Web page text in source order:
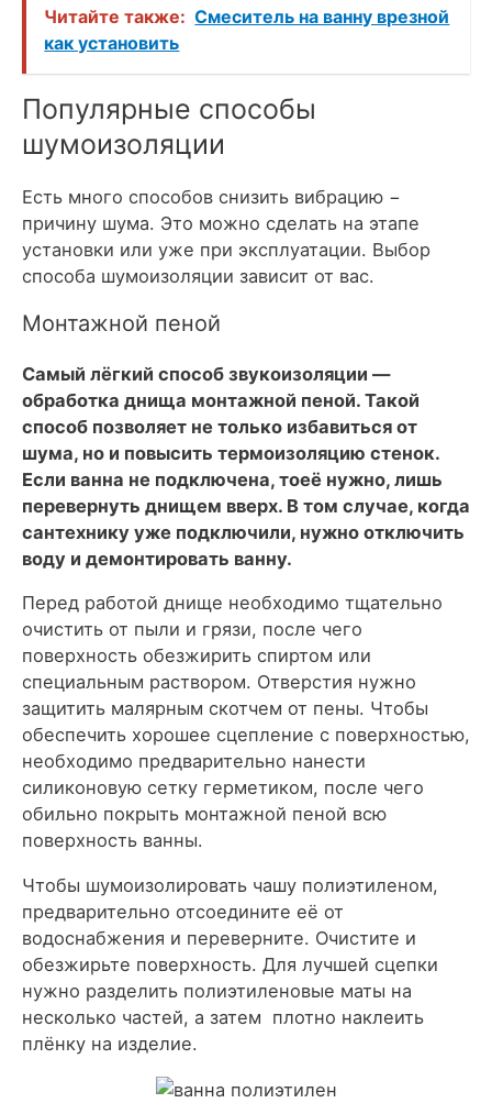
Читайте также: Смеситель на ванну врезной
как установить
Популярные способы
шумоизоляции
Есть много способов снизить вибрацию −
причину шума. Это можно сделать на этапе
установки или уже при эксплуатации. Выбор
способа шумоизоляции зависит от вас.
Монтажной пеной
Самый лёгкий способ звукоизоляции —
обработка днища монтажной пеной. Такой
способ позволяет не только избавиться от
шума, но и повысить термоизоляцию стенок.
Если ванна не подключена, тоеё нужно, лишь
перевернуть днищем вверх. В том случае, когда
сантехнику уже подключили, нужно отключить
воду и демонтировать ванну.
Перед работой днище необходимо тщательно
очистить от пыли и грязи, после чего
поверхность обезжирить спиртом или
специальным раствором. Отверстия нужно
защитить малярным скотчем от пены. Чтобы
обеспечить хорошее сцепление с поверхностью,
необходимо предварительно нанести
силиконовую сетку герметиком, после чего
обильно покрыть монтажной пеной всю
поверхность ванны.
Чтобы шумоизолировать чашу полиэтиленом,
предварительно отсоедините её от
водоснабжения и переверните. Очистите и
обезжирьте поверхность. Для лучшей сцепки
нужно разделить полиэтиленовые маты на
несколько частей, а затем плотно наклеить
плёнку на изделие.